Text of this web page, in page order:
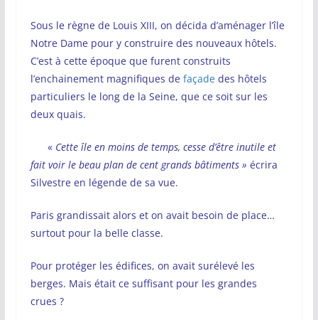
Sous le règne de Louis XIII, on décida d’aménager l’île
Notre Dame pour y construire des nouveaux hôtels.
C’est à cette époque que furent construits
l’enchainement magnifiques de façadedes hôtels
particuliers le long de la Seine, que ce soit sur les
deux quais.
« Cette île en moins de temps, cesse d’être inutile et
fait voir le beau plan de cent grands bâtiments » écrira
Silvestre en légende de sa vue.
Paris grandissait alors et on avait besoin de place…
surtout pour la belle classe.
Pour protéger les édifices, on avait surélevé les
berges. Mais était ce suffisant pour les grandes
crues ?